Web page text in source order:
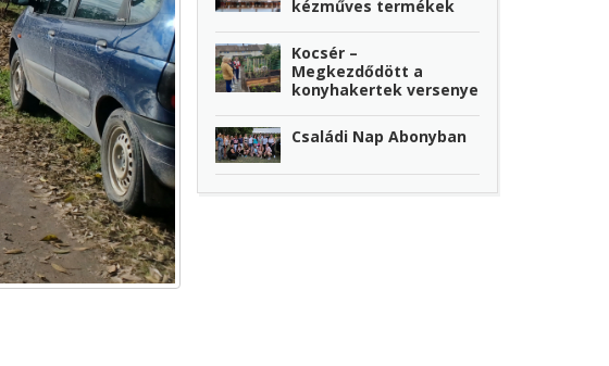
kézműves termékek
Kocsér –
Megkezdődött a
konyhakertek versenye
Családi Nap Abonyban